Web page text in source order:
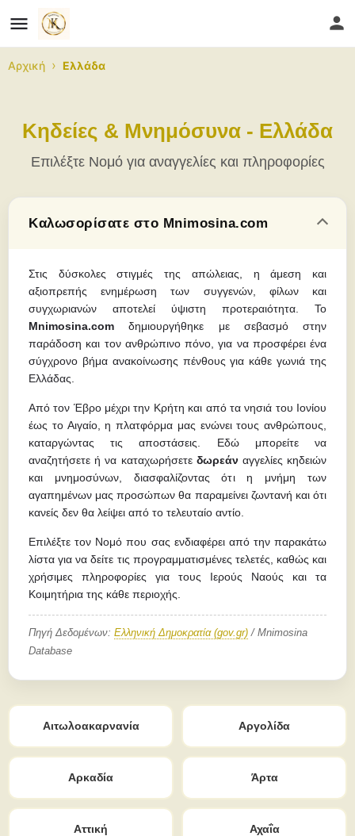
Αρχική › Ελλάδα
Κηδείες & Μνημόσυνα - Ελλάδα
Επιλέξτε Νομό για αναγγελίες και πληροφορίες
Καλωσορίσατε στο Mnimosina.com
Στις δύσκολες στιγμές της απώλειας, η άμεση και
αξιοπρεπής ενημέρωση των συγγενών, φίλων και
συγχωριανών αποτελεί ύψιστη προτεραιότητα. Το
Mnimosina.com δημιουργήθηκε με σεβασμό στην
παράδοση και τον ανθρώπινο πόνο, για να προσφέρει ένα
σύγχρονο βήμα ανακοίνωσης πένθους για κάθε γωνιά της
Ελλάδας.
Από τον Έβρο μέχρι την Κρήτη και από τα νησιά του Ιονίου
έως το Αιγαίο, η πλατφόρμα μας ενώνει τους ανθρώπους,
καταργώντας τις αποστάσεις. Εδώ μπορείτε να
αναζητήσετε ή να καταχωρήσετε δωρεάναγγελίες κηδειών
και μνημοσύνων, διασφαλίζοντας ότι η μνήμη των
αγαπημένων μας προσώπων θα παραμείνει ζωντανή και ότι
κανείς δεν θα λείψει από το τελευταίο αντίο.
Επιλέξτε τον Νομό που σας ενδιαφέρει από την παρακάτω
λίστα για να δείτε τις προγραμματισμένες τελετές, καθώς και
χρήσιμες πληροφορίες για τους Ιερούς Ναούς και τα
Κοιμητήρια της κάθε περιοχής.
Πηγή Δεδομένων: Ελληνική Δημοκρατία (gov.gr) / Mnimosina
Database
Αιτωλοακαρνανία Αργολίδα
Αρκαδία Άρτα
Αττική Αχαΐα